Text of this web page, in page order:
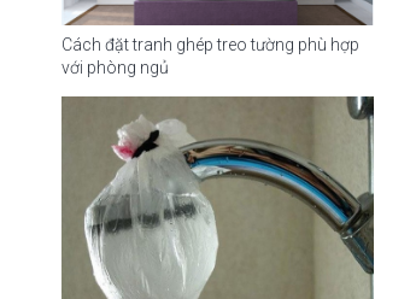
Cách đặt tranh ghép treo tường phù hợp
với phòng ngủ